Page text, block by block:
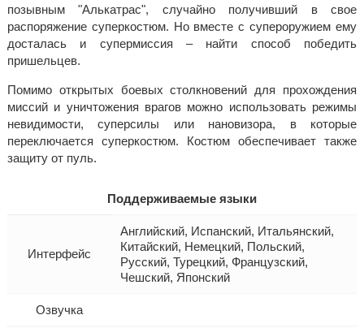
позывным "Алькатрас", случайно получивший в свое
распоряжение суперкостюм. Но вместе с супероружием ему
досталась и супермиссия – найти способ победить
пришельцев.
Помимо открытых боевых столкновений для прохождения
миссий и уничтожения врагов можно использовать режимы
невидимости, суперсилы или нановизора, в которые
переключается суперкостюм. Костюм обеспечивает также
защиту от пуль.
Поддерживаемые языки
Интерфейс
Английский, Испанский, Итальянский,
Китайский, Немецкий, Польский,
Русский, Турецкий, Французский,
Чешский, Японский
Озвучка